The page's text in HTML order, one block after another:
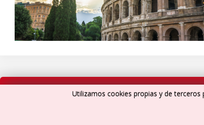
Utilizamos cookies propias y de